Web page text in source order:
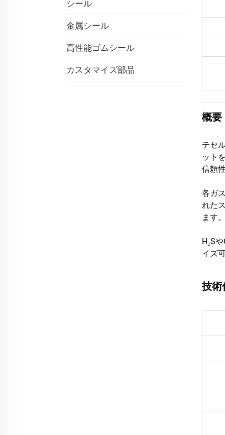
シール
金属シール
高性能ゴムシール
カスタマイズ部品
概要
テセ
ット
信頼
各ガ
れた
ます
H₂S
イズ
技術